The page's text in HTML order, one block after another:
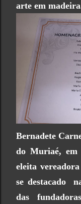
arte em
Bernadete
do Muriaé,
eleita
se destacado
das